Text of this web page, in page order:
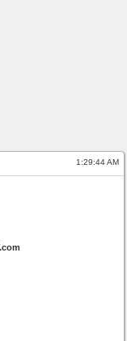
1:29:44 AM